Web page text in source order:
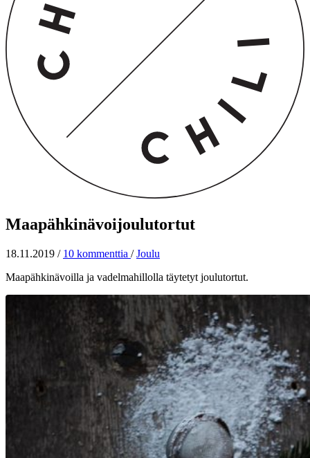
Maapähkinävoijoulutortut
18.11.2019 / 10 kommenttia / Joulu
Maapähkinävoilla ja vadelmahillolla täytetyt joulutortut.